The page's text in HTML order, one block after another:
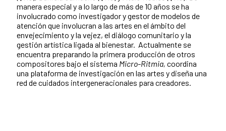
manera especial y a lo largo de más de 10 años se ha
involucrado como investigador y gestor de modelos de
atención que involucran a las artes en el ámbito del
envejecimiento y la vejez, el diálogo comunitario y la
gestión artística ligada al bienestar. Actualmente se
encuentra preparando la primera producción de otros
compositores bajo el sistema Micro-Ritmia, coordina
una plataforma de investigación en las artes y diseña una
red de cuidados intergeneracionales para creadores.